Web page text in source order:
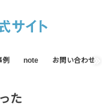
例 note お問い合わせ
た